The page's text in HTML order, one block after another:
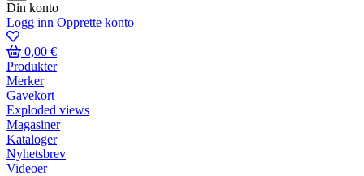
Din konto
Logg inn Opprette konto
0,00 €
Produkter
Merker
Gavekort
Exploded views
Magasiner
Kataloger
Nyhetsbrev
Videoer